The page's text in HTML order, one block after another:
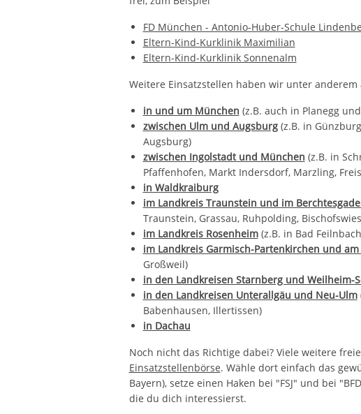
FD München - Antonio-Huber-Schule
Eltern-Kind-Kurklinik Maximilian
Eltern-Kind-Kurklinik Sonnenalm
Weitere Einsatzstellen haben wir unter anderem
in und um München (z.B. auch in Planegg
zwischen Ulm und Augsburg(z.B. in
Augsburg)
zwischen Ingolstadt und München (z.B. in
Pfaffenhofen, Markt Indersdorf, Marzling,
in Waldkraiburg
im Landkreis Traunstein und im
Traunstein, Grassau, Ruhpolding,
im Landkreis Rosenheim(z.B. in Bad
im Landkreis Garmisch-Partenkirchen und am
Großweil)
in den Landkreisen Starnberg und Weilheim-
in den Landkreisen Unterallgäu und Neu-Ulm
Babenhausen, Illertissen)
in Dachau
Noch nicht das Richtige dabei? Viele weitere
Einsatzstellenbörse. Wähle dort einfach das
Bayern), setze einen Haken bei "FSJ" und bei
die du dich interessierst.